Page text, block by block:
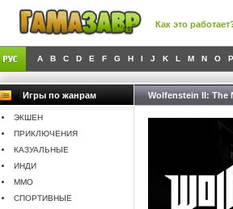
Как это
A B C D E F G H I J K L M N O P
Игры по жанрам
ЭКШЕН
ПРИКЛЮЧЕНИЯ
КАЗУАЛЬНЫЕ
ИНДИ
MMO
СПОРТИВНЫЕ
Wolfenstein II: The